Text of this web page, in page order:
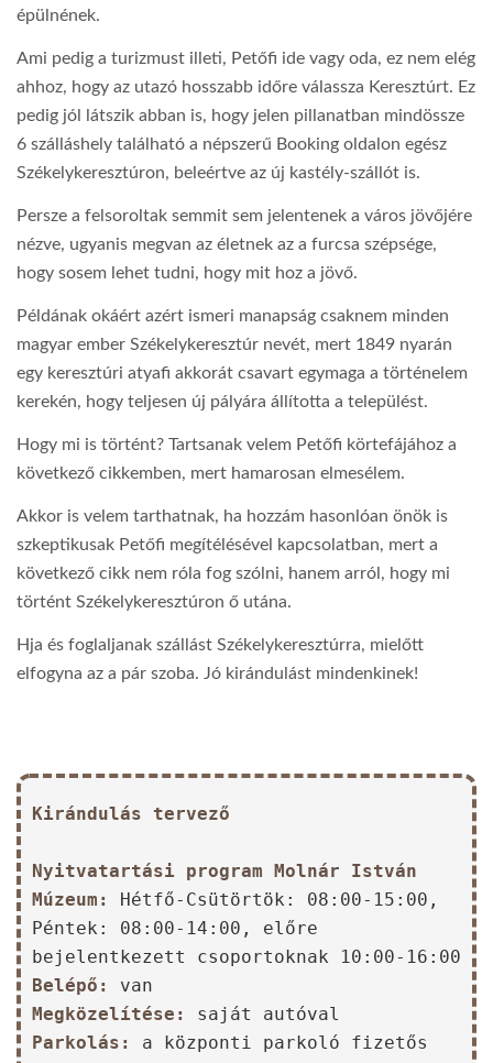
épülnének.
Ami pedig a turizmust illeti, Petőfi ide vagy oda, ez nem elég
ahhoz, hogy az utazó hosszabb időre válassza Keresztúrt. Ez
pedig jól látszik abban is, hogy jelen pillanatban mindössze
6 szálláshely található a népszerű Booking oldalon egész
Székelykeresztúron, beleértve az új kastély-szállót is.
Persze a felsoroltak semmit sem jelentenek a város jövőjére
nézve, ugyanis megvan az életnek az a furcsa szépsége,
hogy sosem lehet tudni, hogy mit hoz a jövő.
Példának okáért azért ismeri manapság csaknem minden
magyar ember Székelykeresztúr nevét, mert 1849 nyarán
egy keresztúri atyafi akkorát csavart egymaga a történelem
kerekén, hogy teljesen új pályára állította a települést.
Hogy mi is történt? Tartsanak velem Petőfi körtefájához a
következő cikkemben, mert hamarosan elmesélem.
Akkor is velem tarthatnak, ha hozzám hasonlóan önök is
szkeptikusak Petőfi megítélésével kapcsolatban, mert a
következő cikk nem róla fog szólni, hanem arról, hogy mi
történt Székelykeresztúron ő utána.
Hja és foglaljanak szállást Székelykeresztúrra, mielőtt
elfogyna az a pár szoba. Jó kirándulást mindenkinek!
Kirándulás tervező
Nyitvatartási program Molnár István
Múzeum:
Hétfő-Csütörtök: 08:00-15:00,
Péntek: 08:00-14:00, előre
bejelentkezett csoportoknak 10:00-16:00
Belépő:
van
Megközelítése:
saját autóval
Parkolás:
a központi parkoló fizetős